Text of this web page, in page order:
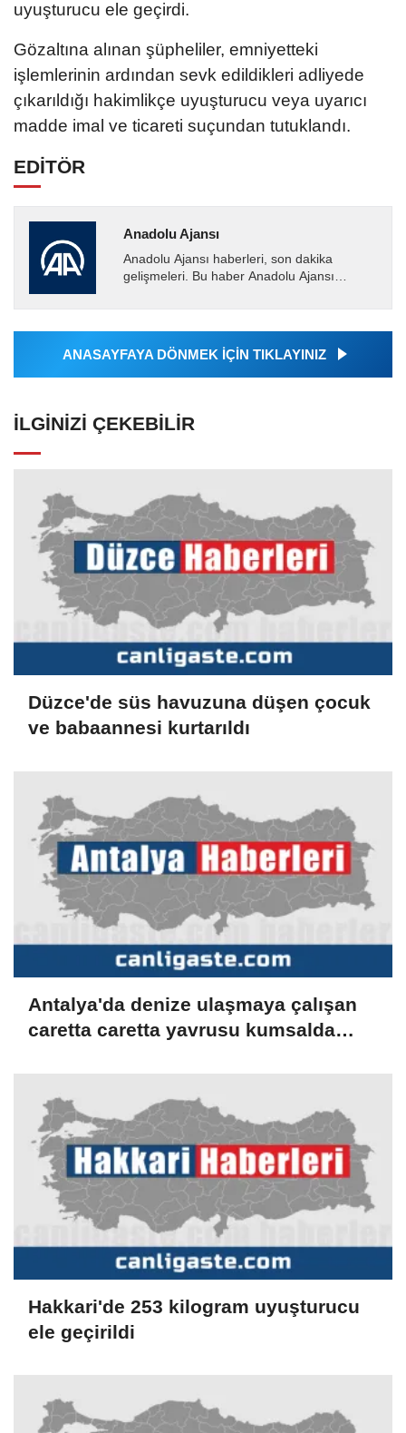
uyuşturucu ele geçirdi.
Gözaltına alınan şüpheliler, emniyetteki
işlemlerinin ardından sevk edildikleri adliyede
çıkarıldığı hakimlikçe uyuşturucu veya uyarıcı
madde imal ve ticareti suçundan tutuklandı.
EDİTÖR
Anadolu Ajansı
Anadolu Ajansı haberleri, son dakika
gelişmeleri. Bu haber Anadolu Ajansı
tarafından geçilen tüm...
ANASAYFAYA DÖNMEK İÇİN TIKLAYINIZ
İLGINIZI ÇEKEBILIR
Düzce'de süs havuzuna düşen çocuk
ve babaannesi kurtarıldı
Antalya'da denize ulaşmaya çalışan
caretta caretta yavrusu kumsalda
Hakkari'de 253 kilogram uyuşturucu
ele geçirildi